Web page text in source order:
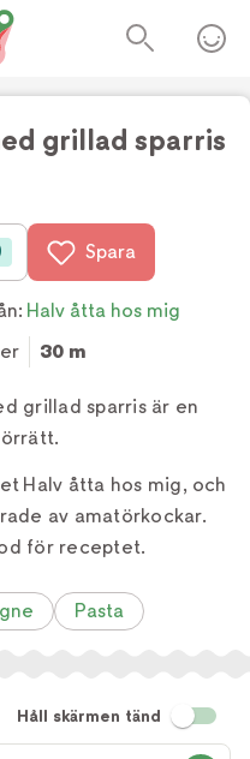
grillad sparris
Spara
Halv åtta hos mig
30 m
grillad sparris är en
Halv åtta hos mig, och
av amatörkockar.
för receptet.
Pasta
Håll skärmen tänd